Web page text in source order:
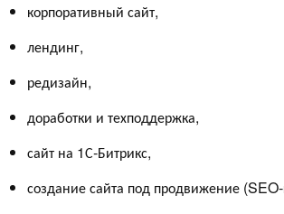
корпоративный сайт,
лендинг,
редизайн,
доработки и техподдержка,
сайт на 1С‑Битрикс,
создание сайта под продвижение